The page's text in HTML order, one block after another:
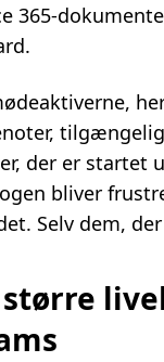
365-
der er startet
bliver
Selv dem,